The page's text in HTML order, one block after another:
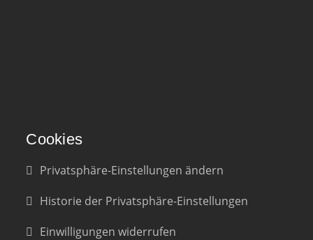
Cookies
Privatsphäre-Einstellungen ändern
Historie der Privatsphäre-Einstellungen
Einwilligungen widerrufen